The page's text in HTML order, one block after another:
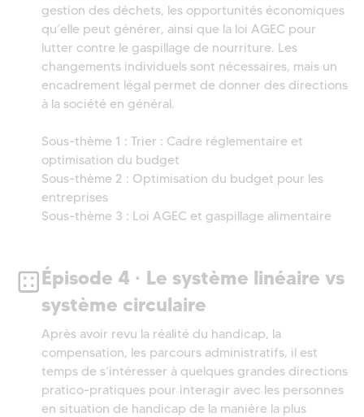
gestion des déchets, les opportunités économiques
qu’elle peut générer, ainsi que la loi AGEC pour
lutter contre le gaspillage de nourriture. Les
changements individuels sont nécessaires, mais un
encadrement légal permet de donner des directions
à la société en général.
Sous-thème 1 : Trier : Cadre réglementaire et
optimisation du budget
Sous-thème 2 : Optimisation du budget pour les
entreprises
Sous-thème 3 : Loi AGEC et gaspillage alimentaire
Épisode 4 · Le système linéaire vs
système circulaire
Après avoir revu la réalité du handicap, la
compensation, les parcours administratifs, il est
temps de s’intéresser à quelques grandes directions
pratico-pratiques pour interagir avec les personnes
en situation de handicap de la manière la plus